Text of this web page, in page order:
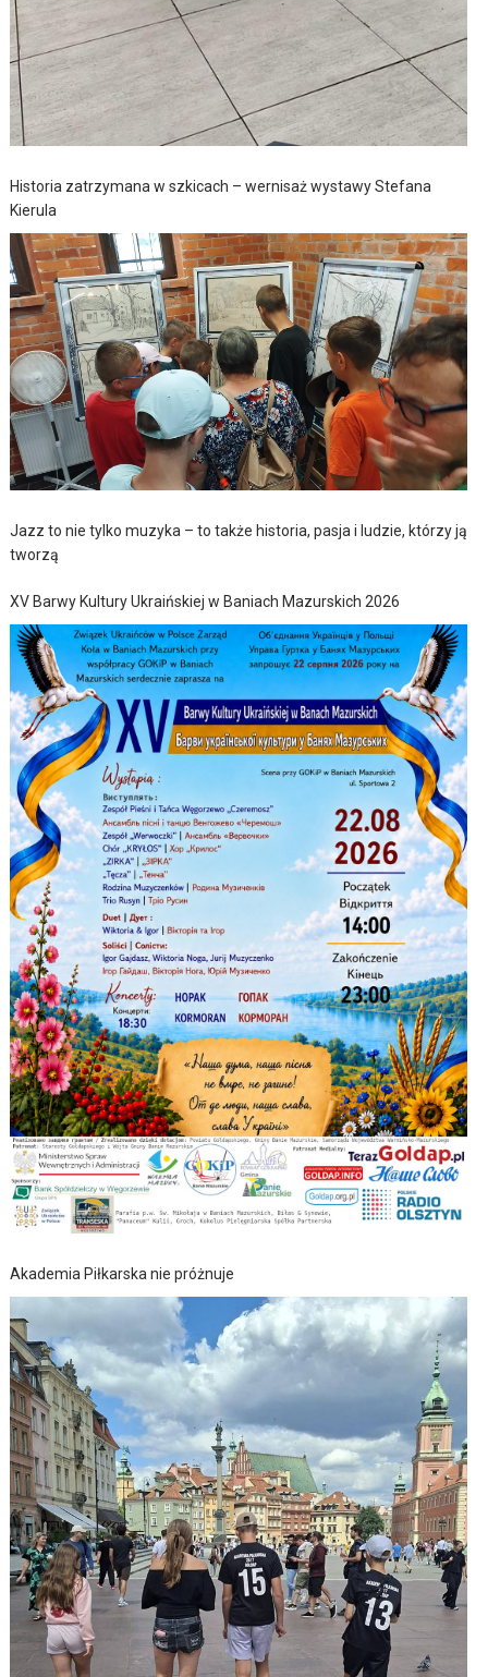
Historia zatrzymana w szkicach – wernisaż wystawy Stefana
Kierula
Jazz to nie tylko muzyka – to także historia, pasja i ludzie, którzy ją
tworzą
XV Barwy Kultury Ukraińskiej w Baniach Mazurskich 2026
Akademia Piłkarska nie próżnuje